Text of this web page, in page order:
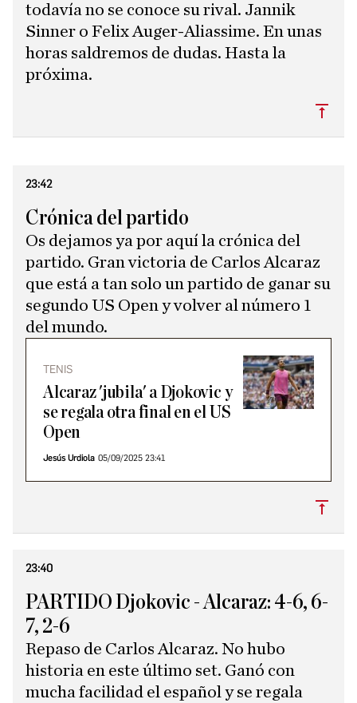
todavía no se conoce su rival. Jannik
Sinner o Felix Auger-Aliassime. En unas
horas saldremos de dudas. Hasta la
próxima.
23:42
Crónica del partido
Os dejamos ya por aquí la crónica del
partido. Gran victoria de Carlos Alcaraz
que está a tan solo un partido de ganar su
segundo US Open y volver al número 1
del mundo.
TENIS
Alcaraz 'jubila' a Djokovic y
se regala otra final en el US
Open
Jesús Urdiola 05/09/2025 23:41
23:40
PARTIDO Djokovic - Alcaraz: 4-6, 6-
7, 2-6
Repaso de Carlos Alcaraz. No hubo
historia en este último set. Ganó con
mucha facilidad el español y se regala